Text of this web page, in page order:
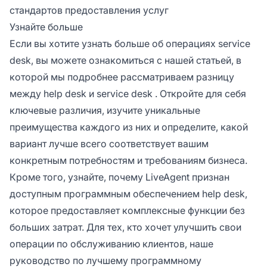
стандартов предоставления услуг
Узнайте больше
Если вы хотите узнать больше об операциях service
desk, вы можете ознакомиться с нашей статьей, в
которой мы подробнее рассматриваем разницу
между help desk и service desk . Откройте для себя
ключевые различия, изучите уникальные
преимущества каждого из них и определите, какой
вариант лучше всего соответствует вашим
конкретным потребностям и требованиям бизнеса.
Кроме того, узнайте, почему LiveAgent признан
доступным программным обеспечением help desk,
которое предоставляет комплексные функции без
больших затрат. Для тех, кто хочет улучшить свои
операции по обслуживанию клиентов, наше
руководство по лучшему программному